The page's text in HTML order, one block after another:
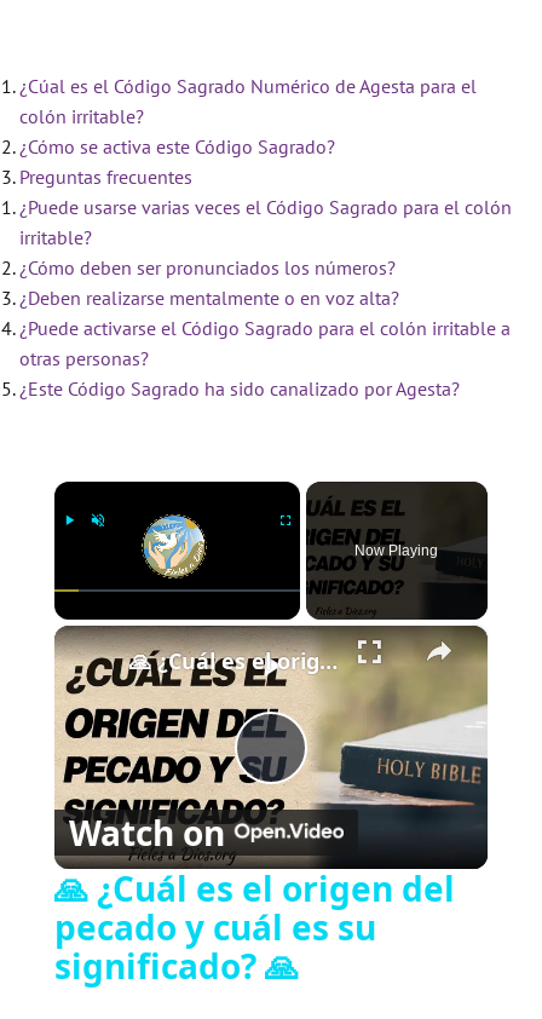
¿Cúal es el Código Sagrado Numérico de Agesta para el
colón irritable?
¿Cómo se activa este Código Sagrado?
Preguntas frecuentes
¿Puede usarse varias veces el Código Sagrado para el colón
irritable?
¿Cómo deben ser pronunciados los números?
¿Deben realizarse mentalmente o en voz alta?
¿Puede activarse el Código Sagrado para el colón irritable a
otras personas?
¿Este Código Sagrado ha sido canalizado por Agesta?
×
Play Unmute Fullscreen
Now Playing
×
P
l
🙏 ¿Cuál es el origen del pecado y cuál es su significado? 🙏
Watch on
🙏 ¿Cuál es el origen del
pecado y cuál es su
significado? 🙏